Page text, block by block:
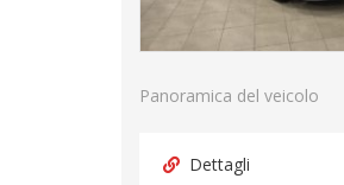
Panoramica del veicolo
Dettagli